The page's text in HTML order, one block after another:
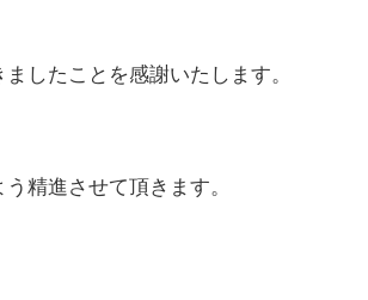
したことを感謝いたします。
精進させて頂きます。